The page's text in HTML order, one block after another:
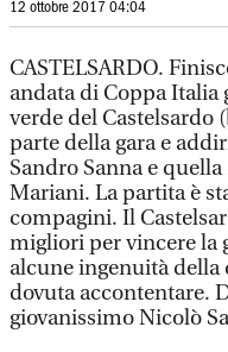
12 ottobre 2017 04:04
CASTELSARDO.
andata di Coppa
verde del
parte della gara e
Sandro Sanna e
Mariani. La partita è
compagini. Il
migliori per vincere la
alcune ingenuità della
dovuta accontentare.
giovanissimo Nicolò